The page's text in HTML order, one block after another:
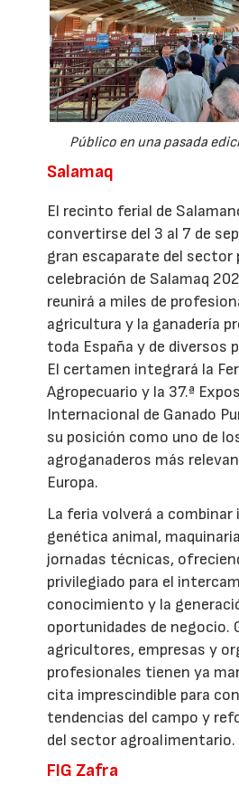
Público en una pasada
Salamaq
El recinto ferial de
convertirse del 3 al 7 de
gran escaparate del sector
celebración de Salamaq
reunirá a miles de
agricultura y la ganadería
toda España y de diversos
El certamen integrará la
Agropecuario y la 37.ª
Internacional de Ganado
su posición como uno de
agroganaderos más
Europa.
La feria volverá a combinar
genética animal,
jornadas técnicas,
privilegiado para el
conocimiento y la
oportunidades de negocio.
agricultores, empresas y
profesionales tienen ya
cita imprescindible para
tendencias del campo y
del sector agroalimentario.
FIG Zafra